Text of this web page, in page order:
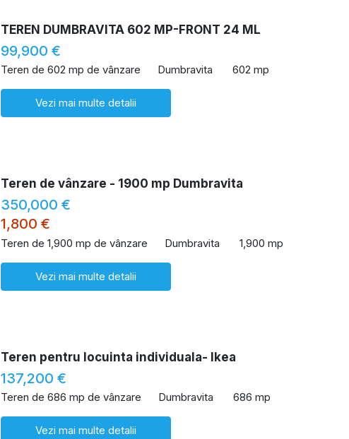
TEREN DUMBRAVITA 602 MP-FRONT 24 ML
99,900 €
Teren de 602 mp de vânzare Dumbravita 602 mp
Vezi mai multe detalii
Teren de vânzare - 1900 mp Dumbravita
350,000 €
1,800 €
Teren de 1,900 mp de vânzare Dumbravita 1,900 mp
Vezi mai multe detalii
Teren pentru locuinta individuala- Ikea
137,200 €
Teren de 686 mp de vânzare Dumbravita 686 mp
Vezi mai multe detalii